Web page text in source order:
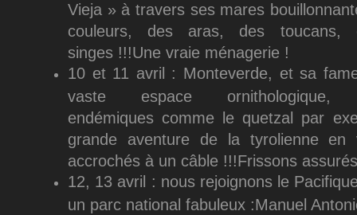
Vieja » à travers ses mares
couleurs, des aras, des
singes !!!Une vraie ménagerie !
10 et 11 avril : Monteverde, et sa
vaste espace ornithologique,
endémiques comme le quetzal par
grande aventure de la tyrolienne
accrochés à un câble !!!Frissons
12, 13 avril : nous rejoignons le
un parc national fabuleux :Manuel